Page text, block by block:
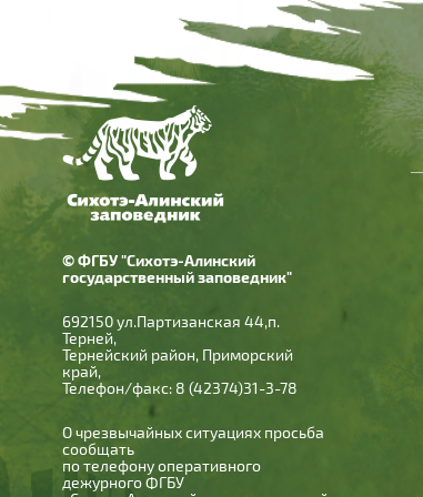
© ФГБУ "Сихотэ-Алинский
государственный заповедник"
692150 ул.Партизанская 44,п.
Терней,
Тернейский район, Приморский
край,
Телефон/факс: 8 (42374)31-3-78
О чрезвычайных ситуациях просьба
сообщать
по телефону оперативного
дежурного ФГБУ